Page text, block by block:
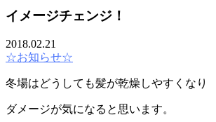
イメージチェンジ！
2018.02.21
☆お知らせ☆
冬場はどうしても髪が乾燥しやすくなり
ダメージが気になると思います。